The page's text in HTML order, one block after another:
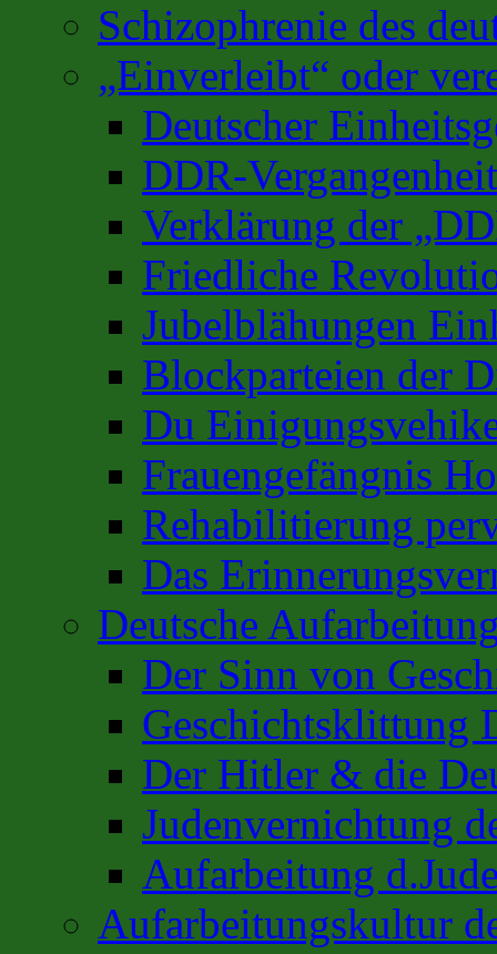
Schizophrenie des
„Einverleibt“ oder
Deutscher
DDR-Vergangenheit
Verklärung der
Friedliche
Jubelblähungen
Blockparteien der
Du
Frauengefängnis
Rehabilitierung
Das
Deutsche
Der Sinn von
Geschichtsklittung
Der Hitler & die
Judenvernichtung
Aufarbeitung
Aufarbeitungskultur